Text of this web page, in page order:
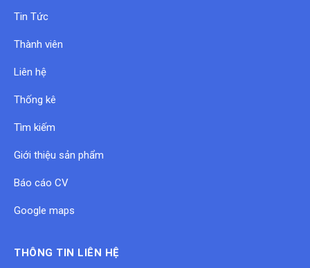
Tin Tức
Thành viên
Liên hệ
Thống kê
Tìm kiếm
Giới thiệu sản phẩm
Báo cáo CV
Google maps
THÔNG TIN LIÊN HỆ